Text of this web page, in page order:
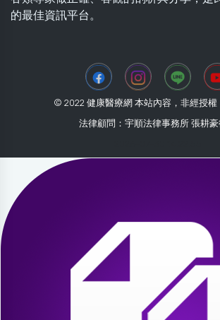
的最佳資訊平台。
© 2022 健康醫療網 本站內容，非經授權
法律顧問：宇順法律事務所 張耕